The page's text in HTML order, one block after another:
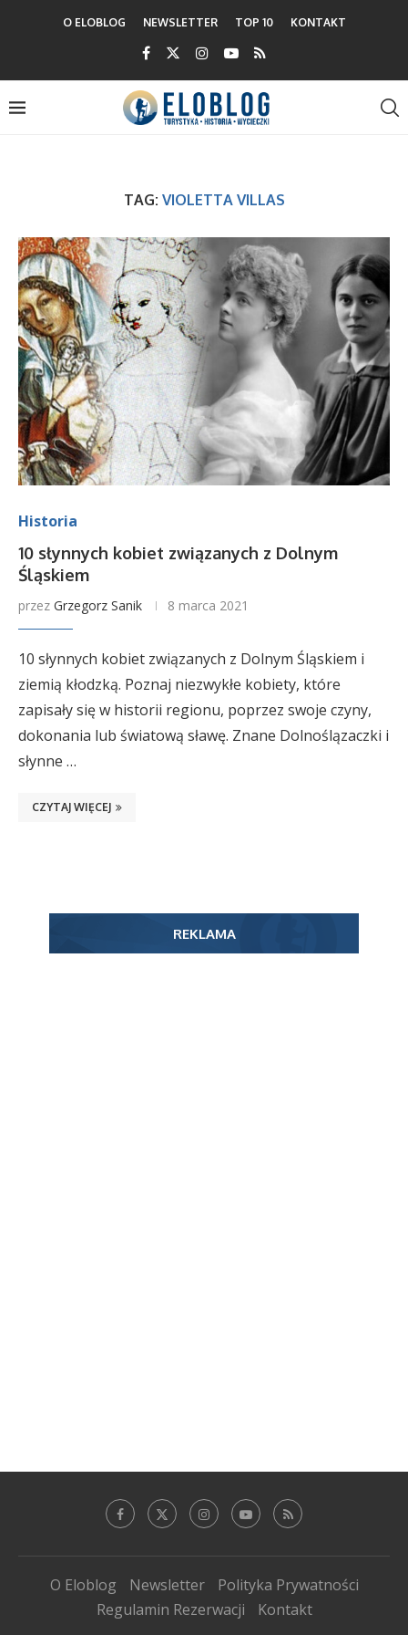
O ELOBLOG NEWSLETTER TOP 10 KONTAKT
TAG: VIOLETTA VILLAS
Historia
10 słynnych kobiet związanych z Dolnym
Śląskiem
przez Grzegorz Sanik 8 marca 2021
10 słynnych kobiet związanych z Dolnym Śląskiem i
ziemią kłodzką. Poznaj niezwykłe kobiety, które
zapisały się w historii regionu, poprzez swoje czyny,
dokonania lub światową sławę. Znane Dolnoślązaczki i
słynne …
CZYTAJ WIĘCEJ
REKLAMA
O Eloblog Newsletter
Polityka Prywatności
Regulamin Rezerwacji
Kontakt